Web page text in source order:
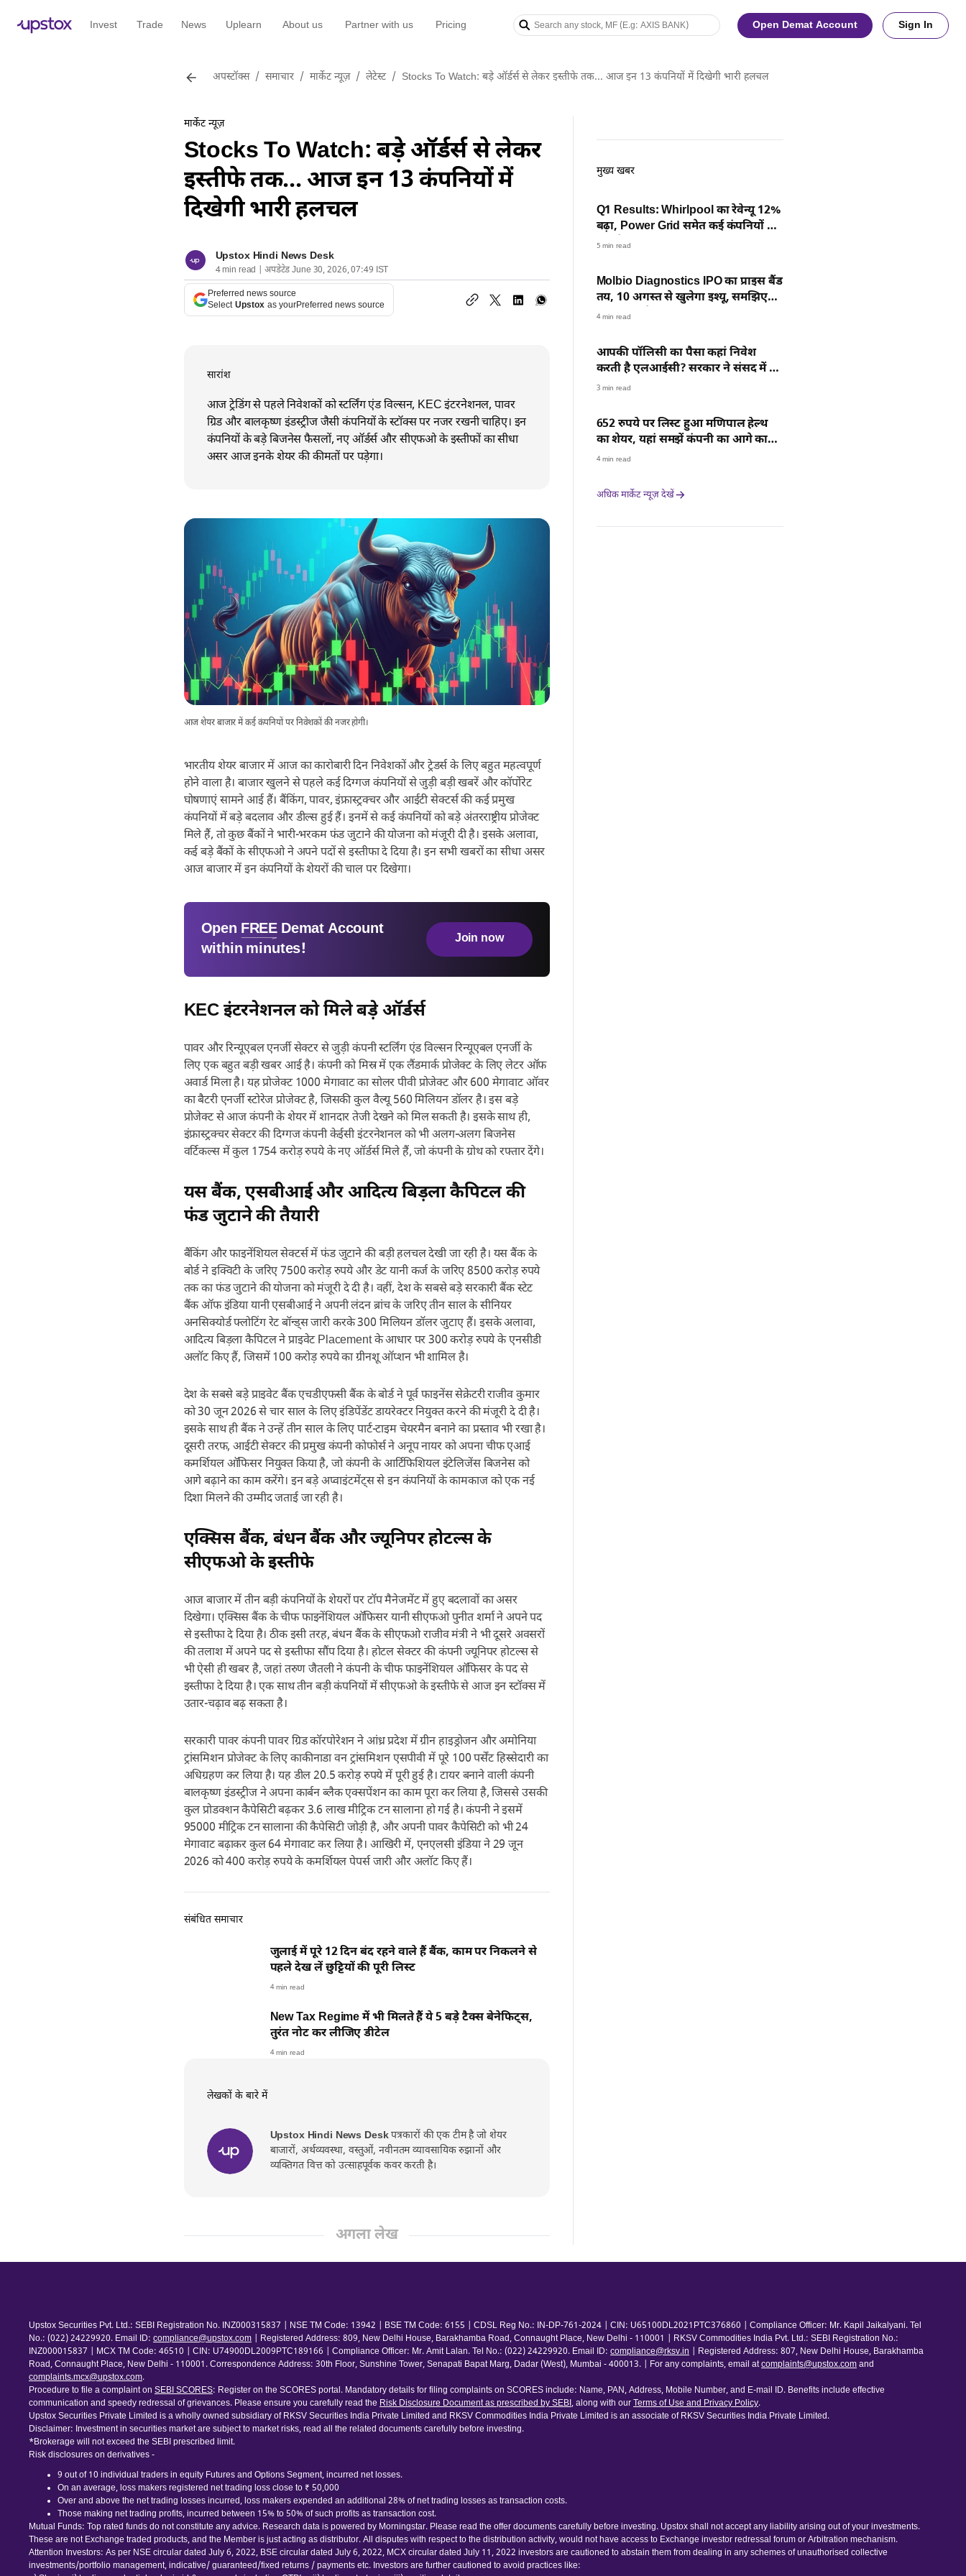
Invest Trade News Uplearn About us Partner with us Pricing Open Demat Account Sign In
अपस्टॉक्स / समाचार / मार्केट न्यूज़ / लेटेस्ट / Stocks To Watch: बड़े ऑर्डर्स से लेकर इस्तीफे तक... आज इन 13 कंपनियों में दिखेगी भारी हलचल
मार्केट न्यूज़
Stocks To Watch: बड़े ऑर्डर्स से लेकर
इस्तीफे तक... आज इन 13 कंपनियों में
दिखेगी भारी हलचल
Upstox Hindi News Desk
4 min read | अपडेटेड June 30, 2026, 07:49 IST
Preferred news source
Select Upstox as yourPreferred news source
सारांश
आज ट्रेडिंग से पहले निवेशकों को स्टर्लिंग एंड विल्सन, KEC इंटरनेशनल, पावर
ग्रिड और बालकृष्ण इंडस्ट्रीज जैसी कंपनियों के स्टॉक्स पर नजर रखनी चाहिए। इन
कंपनियों के बड़े बिजनेस फैसलों, नए ऑर्डर्स और सीएफओ के इस्तीफों का सीधा
असर आज इनके शेयर की कीमतों पर पड़ेगा।
आज शेयर बाजार में कई कंपनियों पर निवेशकों की नजर होगी।
भारतीय शेयर बाजार में आज का कारोबारी दिन निवेशकों और ट्रेडर्स के लिए बहुत महत्वपूर्ण
होने वाला है। बाजार खुलने से पहले कई दिग्गज कंपनियों से जुड़ी बड़ी खबरें और कॉर्पोरेट
घोषणाएं सामने आई हैं। बैंकिंग, पावर, इंफ्रास्ट्रक्चर और आईटी सेक्टर्स की कई प्रमुख
कंपनियों में बड़े बदलाव और डील्स हुई हैं। इनमें से कई कंपनियों को बड़े अंतरराष्ट्रीय प्रोजेक्ट
मिले हैं, तो कुछ बैंकों ने भारी-भरकम फंड जुटाने की योजना को मंजूरी दी है। इसके अलावा,
कई बड़े बैंकों के सीएफओ ने अपने पदों से इस्तीफा दे दिया है। इन सभी खबरों का सीधा असर
आज बाजार में इन कंपनियों के शेयरों की चाल पर दिखेगा।
Open FREE Demat Account
within minutes!
Join now
KEC इंटरनेशनल को मिले बड़े ऑर्डर्स
पावर और रिन्यूएबल एनर्जी सेक्टर से जुड़ी कंपनी स्टर्लिंग एंड विल्सन रिन्यूएबल एनर्जी के
लिए एक बहुत बड़ी खबर आई है। कंपनी को मिस्र में एक लैंडमार्क प्रोजेक्ट के लिए लेटर ऑफ
अवार्ड मिला है। यह प्रोजेक्ट 1000 मेगावाट का सोलर पीवी प्रोजेक्ट और 600 मेगावाट ऑवर
का बैटरी एनर्जी स्टोरेज प्रोजेक्ट है, जिसकी कुल वैल्यू 560 मिलियन डॉलर है। इस बड़े
प्रोजेक्ट से आज कंपनी के शेयर में शानदार तेजी देखने को मिल सकती है। इसके साथ ही,
इंफ्रास्ट्रक्चर सेक्टर की दिग्गज कंपनी केईसी इंटरनेशनल को भी अलग-अलग बिजनेस
वर्टिकल्स में कुल 1754 करोड़ रुपये के नए ऑर्डर्स मिले हैं, जो कंपनी के ग्रोथ को रफ्तार देंगे।
यस बैंक, एसबीआई और आदित्य बिड़ला कैपिटल की
फंड जुटाने की तैयारी
बैंकिंग और फाइनेंशियल सेक्टर्स में फंड जुटाने की बड़ी हलचल देखी जा रही है। यस बैंक के
बोर्ड ने इक्विटी के जरिए 7500 करोड़ रुपये और डेट यानी कर्ज के जरिए 8500 करोड़ रुपये
तक का फंड जुटाने की योजना को मंजूरी दे दी है। वहीं, देश के सबसे बड़े सरकारी बैंक स्टेट
बैंक ऑफ इंडिया यानी एसबीआई ने अपनी लंदन ब्रांच के जरिए तीन साल के सीनियर
अनसिक्योर्ड फ्लोटिंग रेट बॉन्ड्स जारी करके 300 मिलियन डॉलर जुटाए हैं। इसके अलावा,
आदित्य बिड़ला कैपिटल ने प्राइवेट Placement के आधार पर 300 करोड़ रुपये के एनसीडी
अलॉट किए हैं, जिसमें 100 करोड़ रुपये का ग्रीनशू ऑप्शन भी शामिल है।
देश के सबसे बड़े प्राइवेट बैंक एचडीएफसी बैंक के बोर्ड ने पूर्व फाइनेंस सेक्रेटरी राजीव कुमार
को 30 जून 2026 से चार साल के लिए इंडिपेंडेंट डायरेक्टर नियुक्त करने की मंजूरी दे दी है।
इसके साथ ही बैंक ने उन्हें तीन साल के लिए पार्ट-टाइम चेयरमैन बनाने का प्रस्ताव भी रखा है।
दूसरी तरफ, आईटी सेक्टर की प्रमुख कंपनी कोफोर्स ने अनूप नायर को अपना चीफ एआई
कमर्शियल ऑफिसर नियुक्त किया है, जो कंपनी के आर्टिफिशियल इंटेलिजेंस बिजनेस को
आगे बढ़ाने का काम करेंगे। इन बड़े अप्वाइंटमेंट्स से इन कंपनियों के कामकाज को एक नई
दिशा मिलने की उम्मीद जताई जा रही है।
एक्सिस बैंक, बंधन बैंक और ज्यूनिपर होटल्स के
सीएफओ के इस्तीफे
आज बाजार में तीन बड़ी कंपनियों के शेयरों पर टॉप मैनेजमेंट में हुए बदलावों का असर
दिखेगा। एक्सिस बैंक के चीफ फाइनेंशियल ऑफिसर यानी सीएफओ पुनीत शर्मा ने अपने पद
से इस्तीफा दे दिया है। ठीक इसी तरह, बंधन बैंक के सीएफओ राजीव मंत्री ने भी दूसरे अवसरों
की तलाश में अपने पद से इस्तीफा सौंप दिया है। होटल सेक्टर की कंपनी ज्यूनिपर होटल्स से
भी ऐसी ही खबर है, जहां तरुण जैतली ने कंपनी के चीफ फाइनेंशियल ऑफिसर के पद से
इस्तीफा दे दिया है। एक साथ तीन बड़ी कंपनियों में सीएफओ के इस्तीफे से आज इन स्टॉक्स में
उतार-चढ़ाव बढ़ सकता है।
सरकारी पावर कंपनी पावर ग्रिड कॉरपोरेशन ने आंध्र प्रदेश में ग्रीन हाइड्रोजन और अमोनिया
ट्रांसमिशन प्रोजेक्ट के लिए काकीनाडा वन ट्रांसमिशन एसपीवी में पूरे 100 पर्सेंट हिस्सेदारी का
अधिग्रहण कर लिया है। यह डील 20.5 करोड़ रुपये में पूरी हुई है। टायर बनाने वाली कंपनी
बालकृष्ण इंडस्ट्रीज ने अपना कार्बन ब्लैक एक्सपेंशन का काम पूरा कर लिया है, जिससे उसकी
कुल प्रोडक्शन कैपेसिटी बढ़कर 3.6 लाख मीट्रिक टन सालाना हो गई है। कंपनी ने इसमें
95000 मीट्रिक टन सालाना की कैपेसिटी जोड़ी है, और अपनी पावर कैपेसिटी को भी 24
मेगावाट बढ़ाकर कुल 64 मेगावाट कर लिया है। आखिरी में, एनएलसी इंडिया ने 29 जून
2026 को 400 करोड़ रुपये के कमर्शियल पेपर्स जारी और अलॉट किए हैं।
संबंधित समाचार
जुलाई में पूरे 12 दिन बंद रहने वाले हैं बैंक, काम पर निकलने से
पहले देख लें छुट्टियों की पूरी लिस्ट
4 min read
New Tax Regime में भी मिलते हैं ये 5 बड़े टैक्स बेनेफिट्स,
तुरंत नोट कर लीजिए डीटेल
4 min read
लेखकों के बारे में
Upstox Hindi News Desk पत्रकारों की एक टीम है जो शेयर
बाजारों, अर्थव्यवस्था, वस्तुओं, नवीनतम व्यावसायिक रुझानों और
व्यक्तिगत वित्त को उत्साहपूर्वक कवर करती है।
अगला लेख
मुख्य खबर
Q1 Results: Whirlpool का रेवेन्यू 12%
बढ़ा, Power Grid समेत कई कंपनियों के
नतीजे जल्द
5 min read
Molbio Diagnostics IPO का प्राइस बैंड
तय, 10 अगस्त से खुलेगा इश्यू, समझिए
क्या करती है कंपनी
4 min read
आपकी पॉलिसी का पैसा कहां निवेश
करती है एलआईसी? सरकार ने संसद में दी
पूरी जानकारी
3 min read
652 रुपये पर लिस्ट हुआ मणिपाल हेल्थ
का शेयर, यहां समझें कंपनी का आगे का
प्लान
4 min read
अधिक मार्केट न्यूज़ देखें
Upstox Securities Pvt. Ltd.: SEBI Registration No. INZ000315837 | NSE TM Code: 13942 | BSE TM Code: 6155 | CDSL Reg No.: IN-DP-761-2024 | CIN: U65100DL2021PTC376860 | Compliance Officer: Mr. Kapil Jaikalyani. Tel
No.: (022) 24229920. Email ID: compliance@upstox.com
| Registered Address: 809, New Delhi House, Barakhamba Road, Connaught Place, New Delhi - 110001 | RKSV Commodities India Pvt. Ltd.: SEBI Registration No.:
INZ000015837 | MCX TM Code: 46510 | CIN: U74900DL2009PTC189166 | Compliance Officer: Mr. Amit Lalan. Tel No.: (022) 24229920. Email ID: compliance@rksv.in
| Registered Address: 807, New Delhi House, Barakhamba
Road, Connaught Place, New Delhi - 110001. Correspondence Address: 30th Floor, Sunshine Tower, Senapati Bapat Marg, Dadar (West), Mumbai - 400013. | For any complaints, email atcomplaints@upstox.comand
complaints.mcx@upstox.com.
Procedure to file a complaint on SEBI SCORES: Register on the SCORES portal. Mandatory details for filing complaints on SCORES include: Name, PAN, Address, Mobile Number, and E-mail ID. Benefits include effective
communication and speedy redressal of grievances. Please ensure you carefully read the Risk Disclosure Document as prescribed by SEBI, along with ourTerms of Use and Privacy Policy.
Upstox Securities Private Limited is a wholly owned subsidiary of RKSV Securities India Private Limited and RKSV Commodities India Private Limited is an associate of RKSV Securities India Private Limited.
Disclaimer: Investment in securities market are subject to market risks, read all the related documents carefully before investing.
*Brokerage will not exceed the SEBI prescribed limit.
Risk disclosures on derivatives -
9 out of 10 individual traders in equity Futures and Options Segment, incurred net losses.
On an average, loss makers registered net trading loss close to ₹ 50,000
Over and above the net trading losses incurred, loss makers expended an additional 28% of net trading losses as transaction costs.
Those making net trading profits, incurred between 15% to 50% of such profits as transaction cost.
Mutual Funds: Top rated funds do not constitute any advice. Research data is powered by Morningstar. Please read the offer documents carefully before investing. Upstox shall not accept any liability arising out of your investments.
These are not Exchange traded products, and the Member is just acting as distributor. All disputes with respect to the distribution activity, would not have access to Exchange investor redressal forum or Arbitration mechanism.
Attention Investors: As per NSE circular dated July 6, 2022, BSE circular dated July 6, 2022, MCX circular dated July 11, 2022 investors are cautioned to abstain them from dealing in any schemes of unauthorised collective
investments/portfolio management, indicative/ guaranteed/fixed returns / payments etc. Investors are further cautioned to avoid practices like: